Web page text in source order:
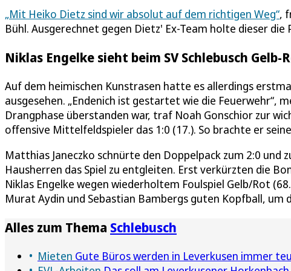
„Mit Heiko Dietz sind wir absolut auf dem richtigen Weg“,
Bühl. Ausgerechnet gegen Dietz' Ex-Team holte dieser
Niklas Engelke sieht beim SV Schlebusch Gelb-
Auf dem heimischen Kunstrasen hatte es allerdings
ausgesehen. „Endenich ist gestartet wie die Feuerwehr“,
Drangphase überstanden war, traf Noah Gonschior zur
offensive Mittelfeldspieler das 1:0 (17.). So brachte er
Matthias Janeczko schnürte den Doppelpack zum 2:0 und
Hausherren das Spiel zu entgleiten. Erst verkürzten die
Niklas Engelke wegen wiederholtem Foulspiel Gelb/Rot
Murat Aydin und Sebastian Bambergs guten Kopfball, um
Alles zum Thema Schlebusch
Mieten Gute Büros werden in Leverkusen immer